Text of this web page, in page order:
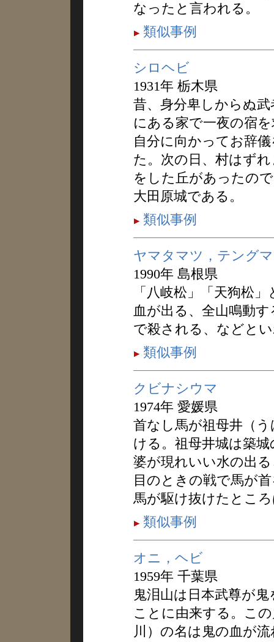
なったと言われる。
類似事例
シロヘビ
1931年 栃木県
昔、身分卑しからぬ
にある家で一夜の宿
自分に向かってお辞
た。次の日、村はず
をした丘があったの
大田原城である。
類似事例
ヤマタマツ，テング
1990年 島根県
「八岐松」「天狗松
血が出る、全山鳴動
で殺される、などと
類似事例
クビナシウマ
1974年 愛媛県
首なし馬が祖母井（
ける。祖母井城は築
婆が現れいい水の出
目のときの戦で馬が
馬が駆け抜けたとこ
類似事例
オニ，ヘビ
1959年 千葉県
鬼泪山は日本武尊が
ことに由来する。こ
川）の名は鬼の血が